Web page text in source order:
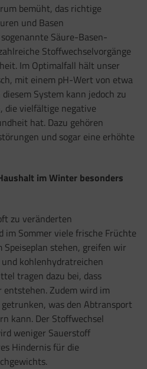
bemüht, das richtige
und Basen
Säure-Basen-
Stoffwechselvorgänge
Im Optimalfall hält unser
mit einem pH-Wert von etwa
System kann jedoch zu
die vielfältige negative
hat. Dazu gehören
und sogar eine erhöhte
im Winter besonders
zu veränderten
im Sommer viele frische Früchte
Speiseplan stehen, greifen wir
kohlenhydratreichen
tragen dazu bei, dass
Zudem wird im
was den Abtransport
kann. Der Stoffwechsel
weniger Sauerstoff
Hindernis für die